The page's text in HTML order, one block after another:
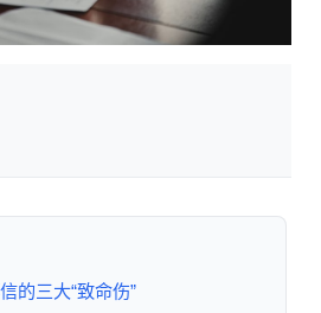
的三大“致命伤”